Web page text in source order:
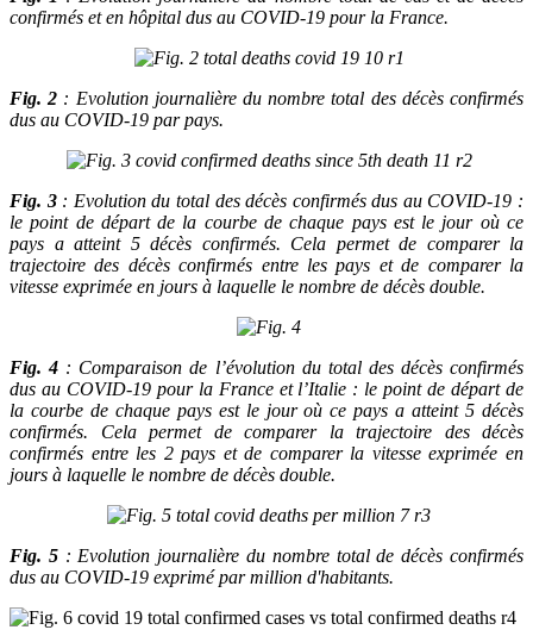
confirmés et en hôpital dus au COVID-19 pour la France.
Fig. 2 : Evolution journalière du nombre total des décès confirmés
dus au COVID-19 par pays.
Fig. 3: Evolution du total des décès confirmés dus au COVID-19 :
le point de départ de la courbe de chaque pays est le jour où ce
pays a atteint 5 décès confirmés. Cela permet de comparer la
trajectoire des décès confirmés entre les pays et de comparer la
vitesse exprimée en jours à laquelle le nombre de décès double.
Fig. 4 : Comparaison de l’évolution du total des décès confirmés
dus au COVID-19 pour la France et l’Italie : le point de départ de
la courbe de chaque pays est le jour où ce pays a atteint 5 décès
confirmés. Cela permet de comparer la trajectoire des décès
confirmés entre les 2 pays et de comparer la vitesse exprimée en
jours à laquelle le nombre de décès double.
Fig. 5: Evolution journalière du nombre total de décès confirmés
dus au COVID-19 exprimé par million d'habitants.